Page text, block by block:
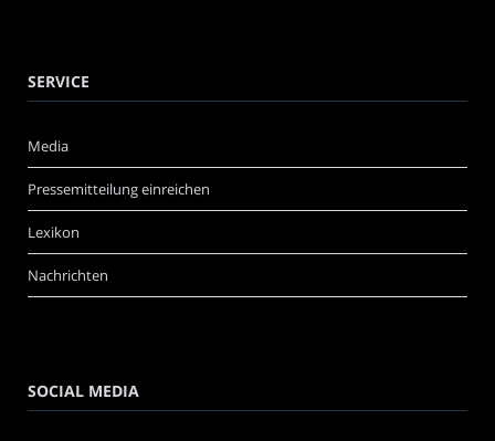
SERVICE
Media
Pressemitteilung einreichen
Lexikon
Nachrichten
SOCIAL MEDIA